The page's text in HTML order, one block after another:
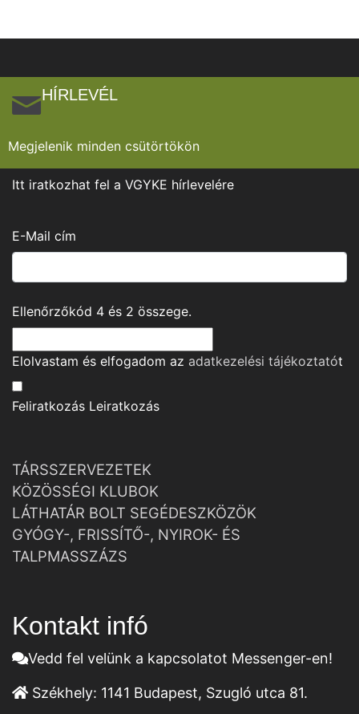
HÍRLEVÉL
Megjelenik minden csütörtökön
Itt iratkozhat fel a VGYKE hírlevelére
E-Mail cím
Ellenőrzőkód 4 és 2 összege.
Elolvastam és elfogadom az adatkezelési tájékoztatót
Feliratkozás Leiratkozás
TÁRSSZERVEZETEK
KÖZÖSSÉGI KLUBOK
LÁTHATÁR BOLT SEGÉDESZKÖZÖK
GYÓGY-, FRISSÍTŐ-, NYIROK- ÉS
TALPMASSZÁZS
Kontakt infó
Vedd fel velünk a kapcsolatot Messenger-en!
Székhely: 1141 Budapest, Szugló utca 81.